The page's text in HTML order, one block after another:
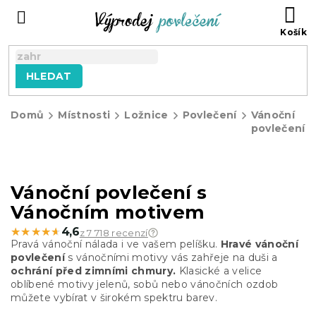
HLEDAT
Domů Místnosti Ložnice Povlečení
Vánoční
povlečení
Vánoční povlečení s
Vánočním motivem
★★★★★
★★★★★ 4,6z 7 718 recenzí
Pravá vánoční nálada i ve vašem pelíšku. Hravé vánoční
povlečenís vánočními motivy vás zahřeje na duši a
ochrání před zimními chmury. Klasické a velice
oblíbené motivy jelenů, sobů nebo vánočních ozdob
můžete vybírat v širokém spektru barev.